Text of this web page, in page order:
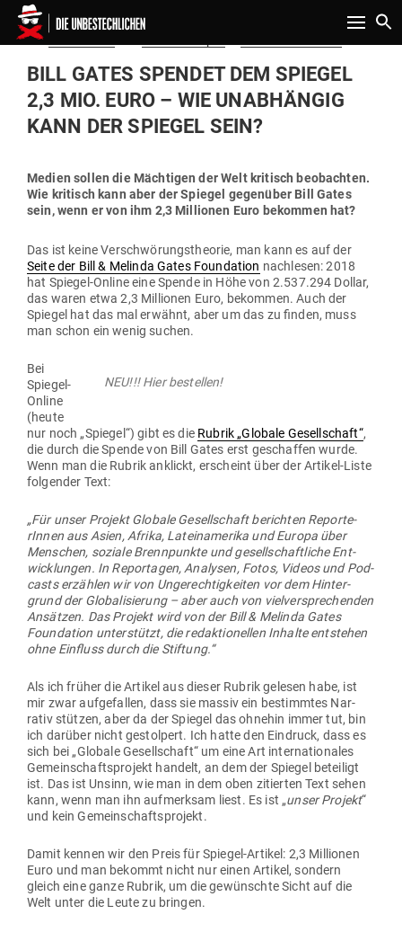
Toggle
Am
BILL GATES SPENDET DEM SPIEGEL
2,3 MIO. EURO – WIE UNAB­HÄNGIG
KANN DER SPIEGEL SEIN?
Medien sollen die Mäch­tigen der Welt kri­tisch beob­achten.
Wie kri­tisch kann aber der Spiegel gegenüber Bill Gates
sein, wenn er von ihm 2,3 Mil­lionen Euro bekommen hat?
Das ist keine Ver­schwö­rungs­theorie, man kann es auf der
Seite der Bill & Melinda Gates Foun­dation nach­lesen: 2018
hat Spiegel-Online eine Spende in Höhe von 2.537.294 Dollar,
das waren etwa 2,3 Mil­lionen Euro, bekommen. Auch der
Spiegel hat das mal erwähnt, aber um das zu finden, muss
man schon ein wenig suchen.
NEU!!! Hier bestellen!
Bei
Spiegel-
Online
(heute
nur noch „Spiegel“) gibt es die Rubrik „Globale Gesell­schaft“,
die durch die Spende von Bill Gates erst geschaffen wurde.
Wenn man die Rubrik anklickt, erscheint über der Artikel-Liste
fol­gender Text:
„Für unser Projekt Globale Gesell­schaft berichten Repor­te­
rInnen aus Asien, Afrika, Latein­amerika und Europa über
Men­schen, soziale Brenn­punkte und gesell­schaft­liche Ent­
wick­lungen. In Repor­tagen, Ana­lysen, Fotos, Videos und Pod­
casts erzählen wir von Unge­rech­tig­keiten vor dem Hin­ter­
grund der Glo­ba­li­sierung – aber auch von viel­ver­spre­chenden
Ansätzen. Das Projekt wird von der Bill & Melinda Gates
Foun­dation unter­stützt, die redak­tio­nellen Inhalte ent­stehen
ohne Ein­fluss durch die Stiftung.“
Als ich früher die Artikel aus dieser Rubrik gelesen habe, ist
mir zwar auf­ge­fallen, dass sie massiv ein bestimmtes Nar­
rativ stützen, aber da der Spiegel das ohnehin immer tut, bin
ich darüber nicht gestolpert. Ich hatte den Ein­druck, dass es
sich bei „Globale Gesell­schaft“ um eine Art inter­na­tio­nales
Gemein­schafts­projekt handelt, an dem der Spiegel beteiligt
ist. Das ist Unsinn, wie man in dem oben zitierten Text sehen
kann, wenn man ihn auf­merksam liest. Es ist „unser Projekt“
und kein Gemeinschaftsprojekt.
Damit kennen wir den Preis für Spiegel-Artikel: 2,3 Mil­lionen
Euro und man bekommt nicht nur einen Artikel, sondern
gleich eine ganze Rubrik, um die gewünschte Sicht auf die
Welt unter die Leute zu bringen.